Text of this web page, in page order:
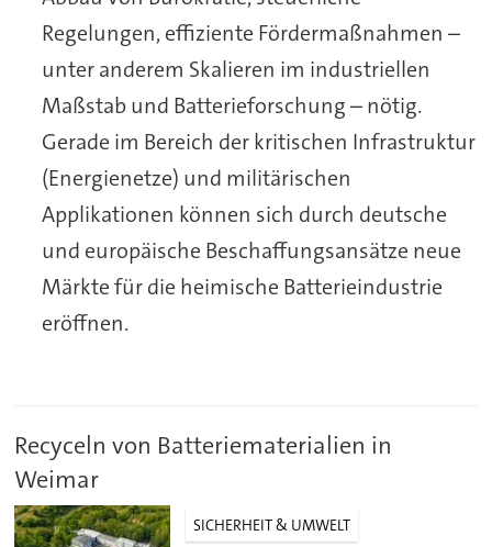
Regelungen, effiziente Fördermaßnahmen –
unter anderem Skalieren im industriellen
Maßstab und Batterieforschung – nötig.
Gerade im Bereich der kritischen Infrastruktur
(Energienetze) und militärischen
Applikationen können sich durch deutsche
und europäische Beschaffungsansätze neue
Märkte für die heimische Batterieindustrie
eröffnen.
Recyceln von Batteriematerialien in
Weimar
SICHERHEIT & UMWELT